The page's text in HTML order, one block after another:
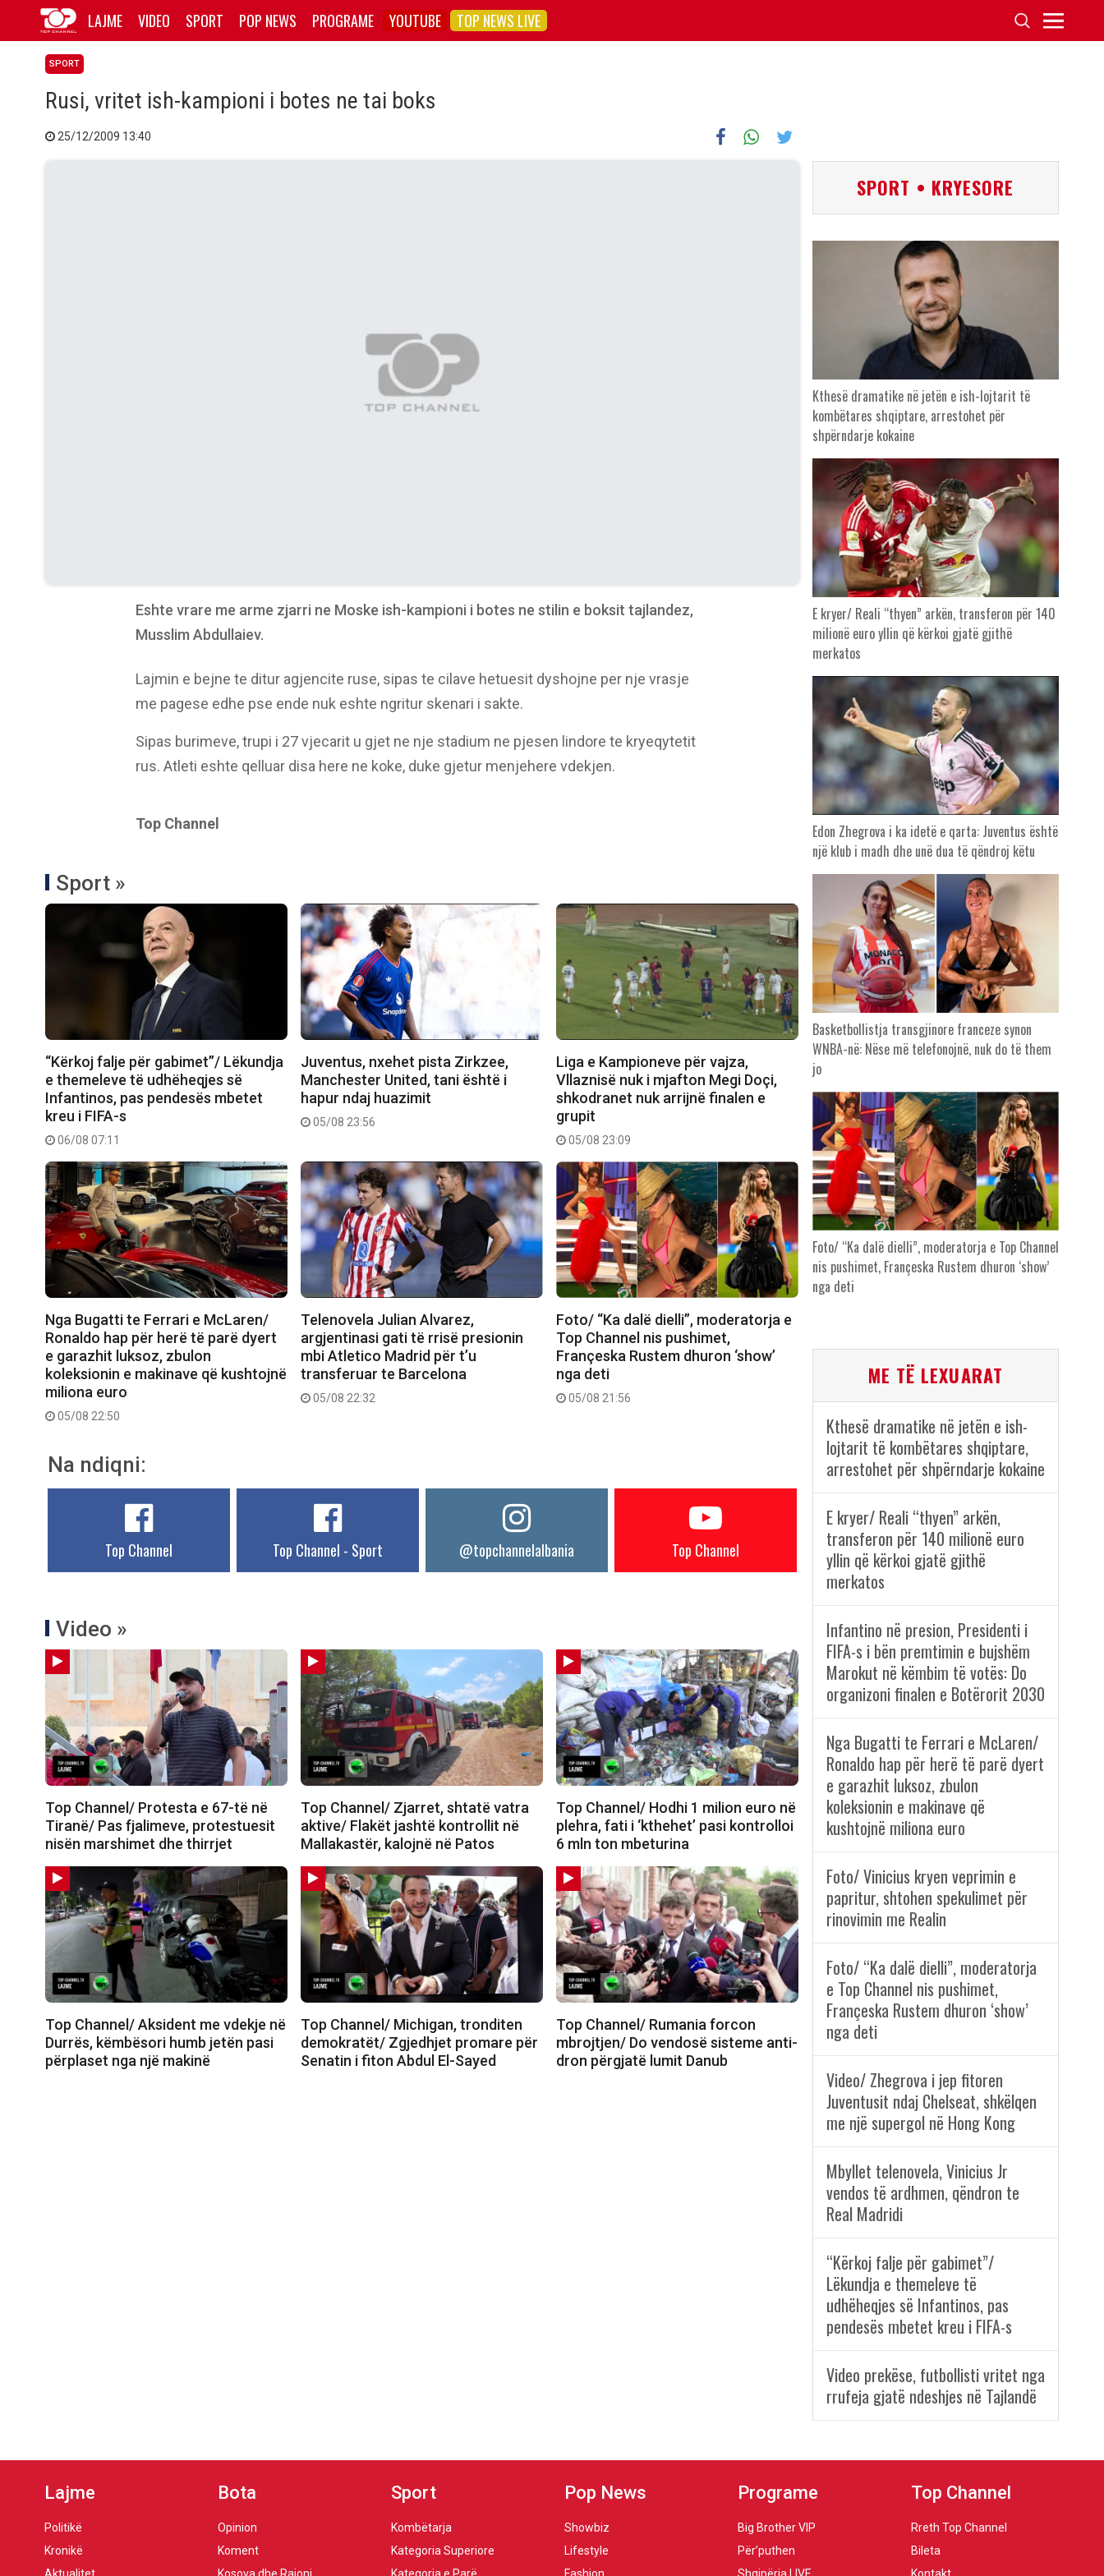
LAJME VIDEO SPORT POP NEWS PROGRAME YOUTUBE TOP NEWS LIVE
SPORT
Rusi, vritet ish-kampioni i botes ne tai boks
25/12/2009 13:40
Eshte vrare me arme zjarri ne Moske ish-kampioni i botes ne stilin e boksit tajlandez,
Musslim Abdullaiev.
Lajmin e bejne te ditur agjencite ruse, sipas te cilave hetuesit dyshojne per nje vrasje
me pagese edhe pse ende nuk eshte ngritur skenari i sakte.
Sipas burimeve, trupi i 27 vjecarit u gjet ne nje stadium ne pjesen lindore te kryeqytetit
rus. Atleti eshte qelluar disa here ne koke, duke gjetur menjehere vdekjen.
Top Channel
Sport »
“Kërkoj falje për gabimet”/ Lëkundja
e themeleve të udhëheqjes së
Infantinos, pas pendesës mbetet
kreu i FIFA-s
06/08 07:11
Juventus, nxehet pista Zirkzee,
Manchester United, tani është i
hapur ndaj huazimit
05/08 23:56
Liga e Kampioneve për vajza,
Vllaznisë nuk i mjafton Megi Doçi,
shkodranet nuk arrijnë finalen e
grupit
05/08 23:09
Nga Bugatti te Ferrari e McLaren/
Ronaldo hap për herë të parë dyert
e garazhit luksoz, zbulon
koleksionin e makinave që kushtojnë
miliona euro
05/08 22:50
Telenovela Julian Alvarez,
argjentinasi gati të rrisë presionin
mbi Atletico Madrid për t’u
transferuar te Barcelona
05/08 22:32
Foto/ “Ka dalë dielli”, moderatorja e
Top Channel nis pushimet,
Françeska Rustem dhuron ‘show’
nga deti
05/08 21:56
Na ndiqni:
Top Channel Top Channel - Sport @topchannelalbania Top Channel
Video »
Top Channel/ Protesta e 67-të në
Tiranë/ Pas fjalimeve, protestuesit
nisën marshimet dhe thirrjet
Top Channel/ Zjarret, shtatë vatra
aktive/ Flakët jashtë kontrollit në
Mallakastër, kalojnë në Patos
Top Channel/ Hodhi 1 milion euro në
plehra, fati i ‘kthehet’ pasi kontrolloi
6 mln ton mbeturina
Top Channel/ Aksident me vdekje në
Durrës, këmbësori humb jetën pasi
përplaset nga një makinë
Top Channel/ Michigan, tronditen
demokratët/ Zgjedhjet promare për
Senatin i fiton Abdul El-Sayed
Top Channel/ Rumania forcon
mbrojtjen/ Do vendosë sisteme anti-
dron përgjatë lumit Danub
SPORT • KRYESORE
Kthesë dramatike në jetën e ish-lojtarit të
kombëtares shqiptare, arrestohet për
shpërndarje kokaine
E kryer/ Reali “thyen” arkën, transferon për 140
milionë euro yllin që kërkoi gjatë gjithë
merkatos
Edon Zhegrova i ka idetë e qarta: Juventus është
një klub i madh dhe unë dua të qëndroj këtu
Basketbollistja transgjinore franceze synon
WNBA-në: Nëse më telefonojnë, nuk do të them
jo
Foto/ “Ka dalë dielli”, moderatorja e Top Channel
nis pushimet, Françeska Rustem dhuron ‘show’
nga deti
ME TË LEXUARAT
Kthesë dramatike në jetën e ish-
lojtarit të kombëtares shqiptare,
arrestohet për shpërndarje kokaine
E kryer/ Reali “thyen” arkën,
transferon për 140 milionë euro
yllin që kërkoi gjatë gjithë
merkatos
Infantino në presion, Presidenti i
FIFA-s i bën premtimin e bujshëm
Marokut në këmbim të votës: Do
organizoni finalen e Botërorit 2030
Nga Bugatti te Ferrari e McLaren/
Ronaldo hap për herë të parë dyert
e garazhit luksoz, zbulon
koleksionin e makinave që
kushtojnë miliona euro
Foto/ Vinicius kryen veprimin e
papritur, shtohen spekulimet për
rinovimin me Realin
Foto/ “Ka dalë dielli”, moderatorja
e Top Channel nis pushimet,
Françeska Rustem dhuron ‘show’
nga deti
Video/ Zhegrova i jep fitoren
Juventusit ndaj Chelseat, shkëlqen
me një supergol në Hong Kong
Mbyllet telenovela, Vinicius Jr
vendos të ardhmen, qëndron te
Real Madridi
“Kërkoj falje për gabimet”/
Lëkundja e themeleve të
udhëheqjes së Infantinos, pas
pendesës mbetet kreu i FIFA-s
Video prekëse, futbollisti vritet nga
rrufeja gjatë ndeshjes në Tajlandë
Lajme
Politikë
Kronikë
Bota
Opinion
Koment
Sport
Kombëtarja
Kategoria Superiore
Pop News
Showbiz
Lifestyle
Programe
Big Brother VIP
Për’puthen
Top Channel
Rreth Top Channel
Bileta